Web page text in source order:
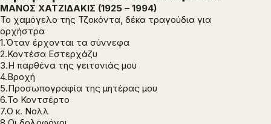
ΜΑΝΟΣ ΧΑΤΖΙΔΑΚΙΣ (1925 – 1994)
Το χαμόγελο της Τζοκόντα, δέκα τραγούδια για
ορχήστρα
1.Όταν έρχονται τα σύννεφα
2.Κοντέσα Εστερχάζυ
3.Η παρθένα της γειτονιάς μου
4.Βροχή
5.Προσωπογραφία της μητέρας μου
6.Το Κοντσέρτο
7.Ο κ. Νολλ